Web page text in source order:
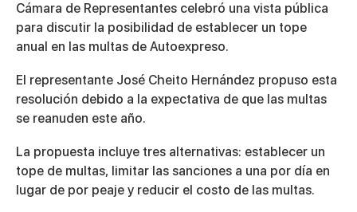
of
3
minutes,
15
Cámara de Representantes celebró una vista pública
para discutir la posibilidad de establecer un tope
anual en las multas de Autoexpreso.
El representante José Cheito Hernández propuso esta
resolución debido a la expectativa de que las multas
se reanuden este año.
La propuesta incluye tres alternativas: establecer un
tope de multas, limitar las sanciones a una por día en
lugar de por peaje y reducir el costo de las multas.